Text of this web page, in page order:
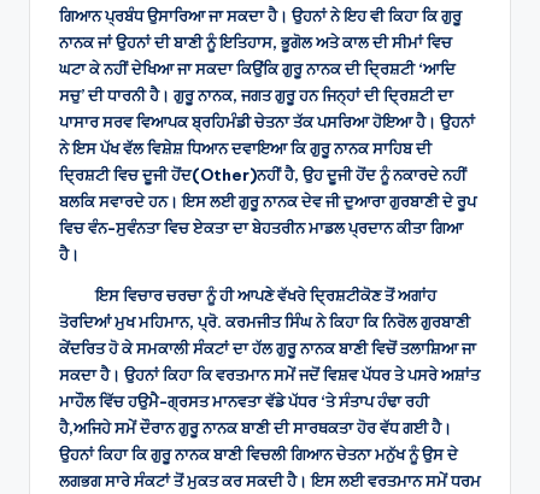
ਗਿਆਨ ਪ੍ਰਬੰਧ ਉਸਾਰਿਆ ਜਾ ਸਕਦਾ ਹੈ। ਉਹਨਾਂ ਨੇ ਇਹ ਵੀ ਕਿਹਾ ਕਿ ਗੁਰੂ
ਨਾਨਕ ਜਾਂ ਉਹਨਾਂ ਦੀ ਬਾਣੀ ਨੂੰ ਇਤਿਹਾਸ, ਭੂਗੋਲ ਅਤੇ ਕਾਲ ਦੀ ਸੀਮਾਂ ਵਿਚ
ਘਟਾ ਕੇ ਨਹੀਂ ਦੇਖਿਆ ਜਾ ਸਕਦਾ ਕਿਉਂਕਿ ਗੁਰੂ ਨਾਨਕ ਦੀ ਦ੍ਰਿਸ਼ਟੀ ‘ਆਦਿ
ਸਚੁ’ ਦੀ ਧਾਰਨੀ ਹੈ। ਗੁਰੂ ਨਾਨਕ, ਜਗਤ ਗੁਰੂ ਹਨ ਜਿਨ੍ਹਾਂ ਦੀ ਦ੍ਰਿਸ਼ਟੀ ਦਾ
ਪਾਸਾਰ ਸਰਵ ਵਿਆਪਕ ਬ੍ਰਹਿਮੰਡੀ ਚੇਤਨਾ ਤੱਕ ਪਸਰਿਆ ਹੋਇਆ ਹੈ। ਉਹਨਾਂ
ਨੇ ਇਸ ਪੱਖ ਵੱਲ ਵਿਸ਼ੇਸ਼ ਧਿਆਨ ਦਵਾਇਆ ਕਿ ਗੁਰੂ ਨਾਨਕ ਸਾਹਿਬ ਦੀ
ਦ੍ਰਿਸ਼ਟੀ ਵਿਚ ਦੂਜੀ ਹੋਂਦ(Other)ਨਹੀਂ ਹੈ, ਉਹ ਦੂਜੀ ਹੋਂਦ ਨੂੰ ਨਕਾਰਦੇ ਨਹੀਂ
ਬਲਕਿ ਸਵਾਰਦੇ ਹਨ। ਇਸ ਲਈ ਗੁਰੂ ਨਾਨਕ ਦੇਵ ਜੀ ਦੁਆਰਾ ਗੁਰਬਾਣੀ ਦੇ ਰੂਪ
ਵਿਚ ਵੰਨ-ਸੁਵੰਨਤਾ ਵਿਚ ਏਕਤਾ ਦਾ ਬੇਹਤਰੀਨ ਮਾਡਲ ਪ੍ਰਦਾਨ ਕੀਤਾ ਗਿਆ
ਹੈ।
ਇਸ ਵਿਚਾਰ ਚਰਚਾ ਨੂੰ ਹੀ ਆਪਣੇ ਵੱਖਰੇ ਦ੍ਰਿਸ਼ਟੀਕੋਣ ਤੋਂ ਅਗਾਂਹ
ਤੋਰਦਿਆਂ ਮੁਖ ਮਹਿਮਾਨ, ਪ੍ਰੋ. ਕਰਮਜੀਤ ਸਿੰਘ ਨੇ ਕਿਹਾ ਕਿ ਨਿਰੋਲ ਗੁਰਬਾਣੀ
ਕੇਂਦਰਿਤ ਹੋ ਕੇ ਸਮਕਾਲੀ ਸੰਕਟਾਂ ਦਾ ਹੱਲ ਗੁਰੂ ਨਾਨਕ ਬਾਣੀ ਵਿਚੋਂ ਤਲਾਸ਼ਿਆ ਜਾ
ਸਕਦਾ ਹੈ। ਉਹਨਾਂ ਕਿਹਾ ਕਿ ਵਰਤਮਾਨ ਸਮੇਂ ਜਦੋਂ ਵਿਸ਼ਵ ਪੱਧਰ ਤੇ ਪਸਰੇ ਅਸ਼ਾਂਤ
ਮਾਹੌਲ ਵਿੱਚ ਹਉਮੈ-ਗ੍ਰਸਤ ਮਾਨਵਤਾ ਵੱਡੇ ਪੱਧਰ ‘ਤੇ ਸੰਤਾਪ ਹੰਢਾ ਰਹੀ
ਹੈ,ਅਜਿਹੇ ਸਮੇਂ ਦੌਰਾਨ ਗੁਰੂ ਨਾਨਕ ਬਾਣੀ ਦੀ ਸਾਰਥਕਤਾ ਹੋਰ ਵੱਧ ਗਈ ਹੈ।
ਉਹਨਾਂ ਕਿਹਾ ਕਿ ਗੁਰੂ ਨਾਨਕ ਬਾਣੀ ਵਿਚਲੀ ਗਿਆਨ ਚੇਤਨਾ ਮਨੁੱਖ ਨੂੰ ਉਸ ਦੇ
ਲਗਭਗ ਸਾਰੇ ਸੰਕਟਾਂ ਤੋਂ ਮੁਕਤ ਕਰ ਸਕਦੀ ਹੈ। ਇਸ ਲਈ ਵਰਤਮਾਨ ਸਮੇਂ ਧਰਮ